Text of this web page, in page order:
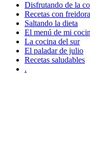
Disfrutando de la
Recetas con
Saltando la dieta
El menú de mi
La cocina del sur
El paladar de julio
Recetas saludables
.